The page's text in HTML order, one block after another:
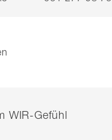
WIR-Gefühl